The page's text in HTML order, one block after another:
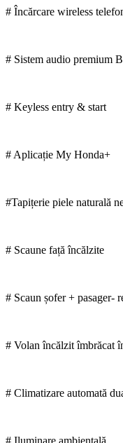
# Încărcare wireless
# Sistem audio premium
# Keyless entry & start
# Aplicație My Honda+
#Tapițerie piele naturală
# Scaune față încălzite
# Scaun șofer + pasager-
# Volan încălzit îmbrăcat
# Climatizare automată